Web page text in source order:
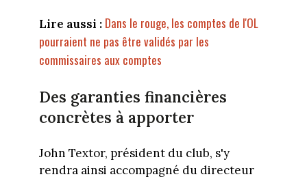
Lire aussi : Dans le rouge, les comptes de l'OL
pourraient ne pas être validés par les
commissaires aux comptes
Des garanties financières
concrètes à apporter
John Textor, président du club, s'y
rendra ainsi accompagné du directeur